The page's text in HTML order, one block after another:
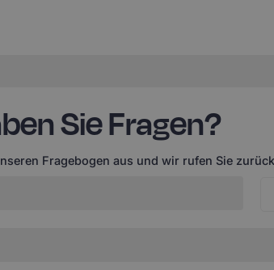
Sie Fragen?
Fragebogen aus und wir rufen Sie